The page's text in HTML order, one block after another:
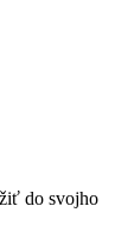
do svojho